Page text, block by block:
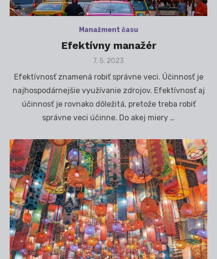
Manažment času
Efektívny manažér
Posted
7. 5. 2023
Efektívnosť znamená robiť správne veci. Účinnosť je
najhospodárnejšie využívanie zdrojov. Efektívnosť aj
účinnosť je rovnako dôležitá, pretože treba robiť
správne veci účinne. Do akej miery …